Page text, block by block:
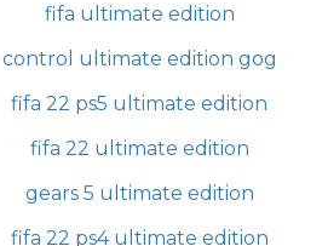
fifa ultimate edition
control ultimate edition gog
fifa 22 ps5 ultimate edition
fifa 22 ultimate edition
gears 5 ultimate edition
fifa 22 ps4 ultimate edition